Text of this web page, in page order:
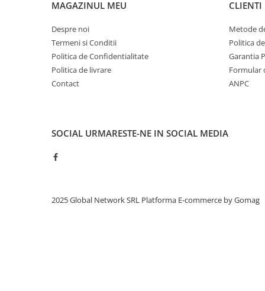
MAGAZINUL MEU
Despre noi
Termeni si Conditii
Politica de Confidentialitate
Politica de livrare
Contact
CLIENTI
Metode
Politica
Garantia
Formular
ANPC
SOCIAL URMARESTE-NE IN SOCIAL MEDIA
2025 Global Network SRL Platforma E-commerce by Gomag